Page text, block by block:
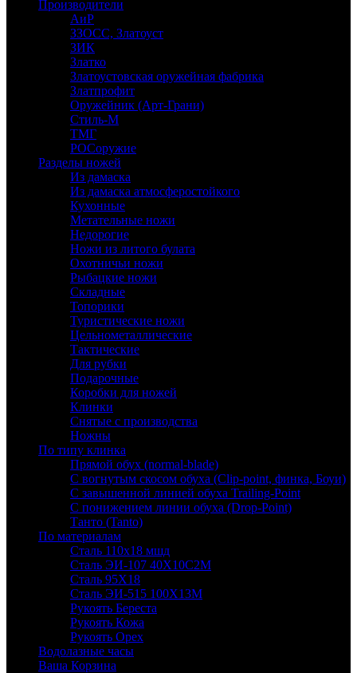
Производители
АиР
ЗЗОСС, Златоуст
ЗИК
Златко
Златоустовская оружейная фабрика
Златпрофит
Оружейник (Арт-Грани)
Стиль-М
ТМГ
РОСоружие
Разделы ножей
Из дамаска
Из дамаска атмосферостойкого
Кухонные
Метательные ножи
Недорогие
Ножи из литого булата
Охотничьи ножи
Рыбацкие ножи
Складные
Топорики
Туристические ножи
Цельнометаллические
Тактические
Для рубки
Подарочные
Коробки для ножей
Клинки
Снятые с производства
Ножны
По типу клинка
Прямой обух (normal-blade)
С вогнутым скосом обуха (Clip-point, финка, Боуи)
С завышенной линией обуха Trailing-Point
С понижением линии обуха (Drop-Point)
Танто (Tanto)
По материалам
Сталь 110х18 мшд
Сталь ЭИ-107 40Х10С2М
Сталь 95Х18
Сталь ЭИ-515 100Х13М
Рукоять Береста
Рукоять Кожа
Рукоять Орех
Водолазные часы
Ваша Корзина